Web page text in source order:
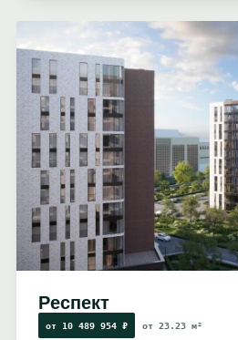
Респект
от 10 489 954 ₽ от 23.23 м²